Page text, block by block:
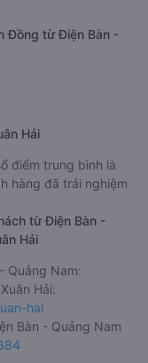
Đồng từ Điện Bàn -
Hải
điểm trung bình là
hàng đã trải nghiệm
từ Điện Bàn -
Hải
Quảng Nam:
Hải:
hai
Bàn - Quảng Nam